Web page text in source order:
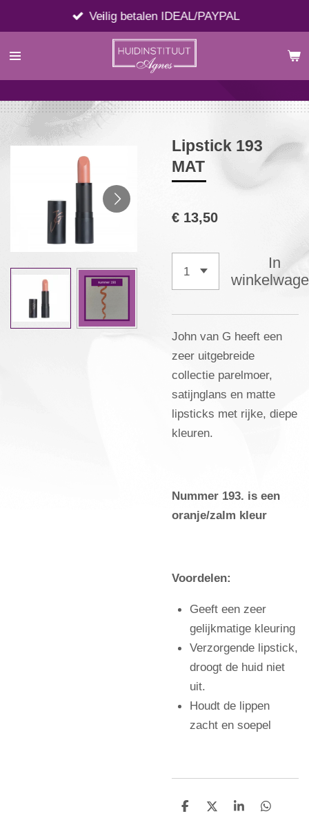
direct
naar
Veilig betalen IDEAL/PAYPAL
Lipstick 193
MAT
€ 13,50
In
John van G heeft een
zeer uitgebreide
collectie parelmoer,
satijnglans en matte
lipsticks met rijke, diepe
kleuren.
Nummer 193. is een
oranje/zalm kleur
Voordelen:
Geeft een zeer
gelijkmatige kleuring
Verzorgende lipstick,
droogt de huid niet
uit.
Houdt de lippen
zacht en soepel
D
D
S
D